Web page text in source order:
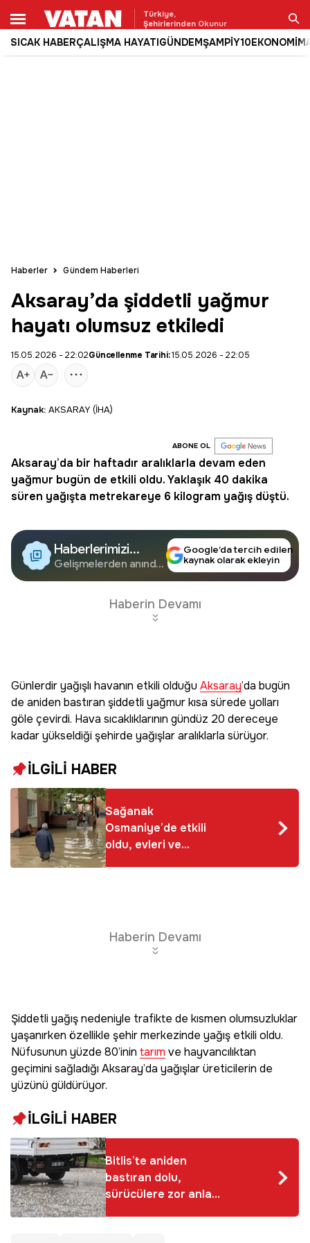
Türkiye,
Şehirlerinden Okunur
SICAK HABERÇALIŞMA HAYATIGÜNDEMŞAMPİY10EKONOMİ
Ara
Haberler Gündem Haberleri
Aksaray’da şiddetli yağmur
hayatı olumsuz etkiledi
15.05.2026 - 22:02Güncellenme Tarihi:15.05.2026 - 22:05
Kaynak: AKSARAY (İHA)
ABONE OL
Aksaray’da bir haftadır aralıklarla devam eden
yağmur bugün de etkili oldu. Yaklaşık 40 dakika
süren yağışta metrekareye 6 kilogram yağış düştü.
Haberlerimizi
Google'da Takip
Edin
Gelişmelerden anında
Google’da tercih edilen
kaynak olarak ekleyin
Haberin Devamı
Günlerdir yağışlı havanın etkili olduğu Aksaray’da bugün
de aniden bastıran şiddetli yağmur kısa sürede yolları
göle çevirdi. Hava sıcaklıklarının gündüz 20 dereceye
kadar yükseldiği şehirde yağışlar aralıklarla sürüyor.
İLGİLİ HABER
Sağanak
Osmaniye’de etkili
oldu, evleri ve
tarlaları su bastı
Haberin Devamı
Şiddetli yağış nedeniyle trafikte de kısmen olumsuzluklar
yaşanırken özellikle şehir merkezinde yağış etkili oldu.
Nüfusunun yüzde 80’inin tarım ve hayvancılıktan
geçimini sağladığı Aksaray’da yağışlar üreticilerin de
yüzünü güldürüyor.
İLGİLİ HABER
Bitlis’te aniden
bastıran dolu,
sürücülere zor anlar
yaşattı